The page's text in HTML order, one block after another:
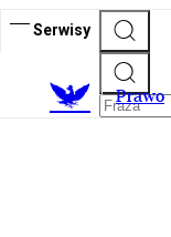
Serwisy
Prawo